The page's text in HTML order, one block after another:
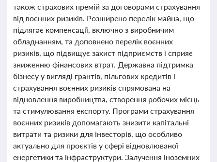
також страхових премій за договорами страхування
від воєнних ризиків. Розширено перелік майна, що
підлягає компенсації, включно з виробничим
обладнанням, та доповнено перелік воєнних
ризиків, що підвищує захист підприємств і сприяє
зниженню фінансових втрат. Державна підтримка
бізнесу у вигляді грантів, пільгових кредитів і
страхування воєнних ризиків спрямована на
відновлення виробництва, створення робочих місць
та стимулювання експорту. Програми страхування
воєнних ризиків допомагають знизити капітальні
витрати та ризики для інвесторів, що особливо
актуально для проєктів у сфері відновлюваної
енергетики та інфраструктури. Залучення іноземних